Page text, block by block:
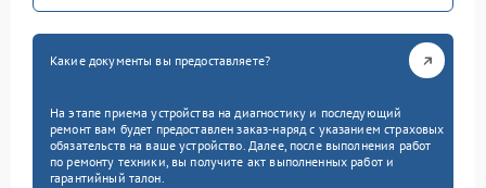
Какие документы вы предоставляете?
На этапе приема устройства на диагностику и последующий
ремонт вам будет предоставлен заказ-наряд с указанием страховых
обязательств на ваше устройство. Далее, после выполнения работ
по ремонту техники, вы получите акт выполненных работ и
гарантийный талон.